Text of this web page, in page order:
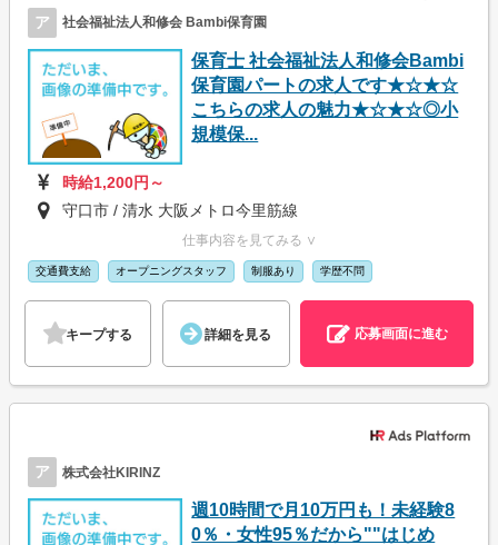
ア 社会福祉法人和修会 Bambi保育園
保育士 社会福祉法人和修会Bambi
保育園パートの求人です★☆★☆
こちらの求人の魅力★☆★☆◎小
規模保...
時給1,200円～
守口市 / 清水 大阪メトロ今里筋線
仕事内容を見てみる ∨
交通費支給 オープニングスタッフ 制服あり 学歴不問
キープする 詳細を見る 応募画面に進む
ア 株式会社KIRINZ
週10時間で月10万円も！未経験8
0％・女性95％だから""はじめ